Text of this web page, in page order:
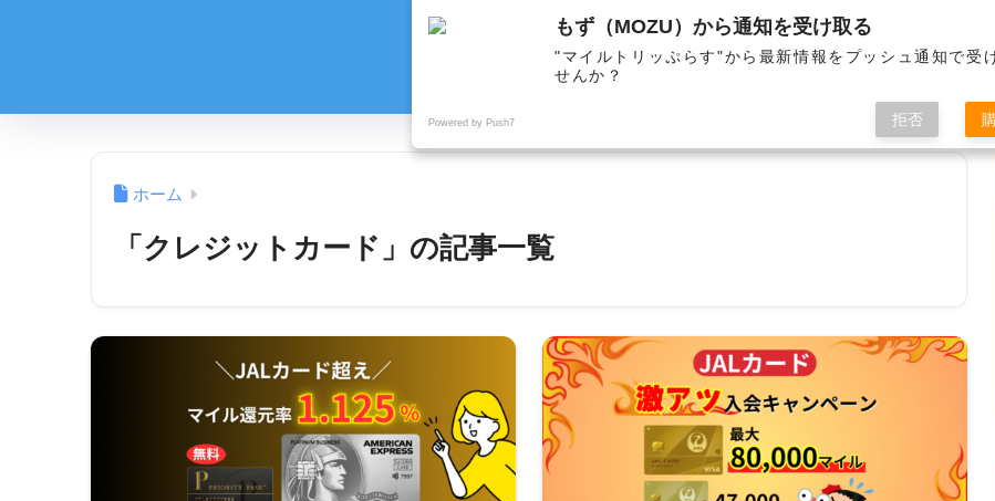
サイト管理者
ホーム
「クレジットカード」の記事一覧
もず（MOZU）から通知を受け取る
"マイルトリッぷらす"から最新情報をプッシュ通知で受
せんか？
Powered by Push7 拒否